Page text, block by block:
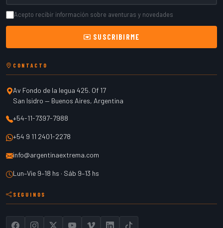
Acepto recibir información sobre aventuras y novedades
SUSCRIBIRME
CONTACTO
Av Fondo de la legua 425. Of 17
San Isidro — Buenos Aires, Argentina
+54-11-7397-7988
+54 9 11 2401-2278
info@argentinaextrema.com
Lun–Vie 9–18 hs · Sáb 9–13 hs
SEGUINOS